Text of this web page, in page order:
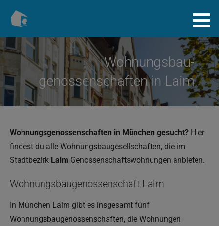
Inhalt
Baugenossenschaft.info
Wohnungsbau­
genossenschaften in Laim
Wohnungsgenossenschaften in München gesucht? Hier
findest du alle Wohnungsbaugesellschaften, die im
Stadtbezirk Laim Genossenschaftswohnungen anbieten.
Wohnungsbaugenossenschaft Laim
In München Laim gibt es insgesamt fünf
Wohnungsbaugenossenschaften, die Wohnungen